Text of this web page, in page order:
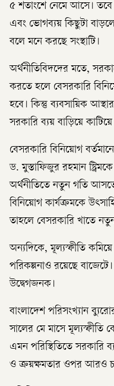
৫ শতাংশে নেমে আসে।
এবং ভোগব্যয় কিছুটা বাড়লে
বলে মনে করছে সংস্থাটি।
অর্থনীতিবিদদের মতে,
করতে হলে বেসরকারি
হবে। কিন্তু ব্যবসায়িক
সরকারি ব্যয় বাড়িয়ে
বেসরকারি বিনিয়োগ
ড. মুস্তাফিজুর রহমান
অর্থনীতিতে নতুন গতি
বিনিয়োগ কার্যক্রমকে
তাহলে বেসরকারি খাতে
অন্যদিকে, মূল্যস্ফীতি
পরিকল্পনাও রয়েছে
উদ্বেগজনক।
বাংলাদেশ পরিসংখ্যান
সালের মে মাসে
এমন পরিস্থিতিতে সরকারি
ও ক্রয়ক্ষমতার ওপর আরও